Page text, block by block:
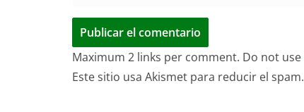
Maximum 2 links per comment. Do not use
Este sitio usa Akismet para reducir el spam.